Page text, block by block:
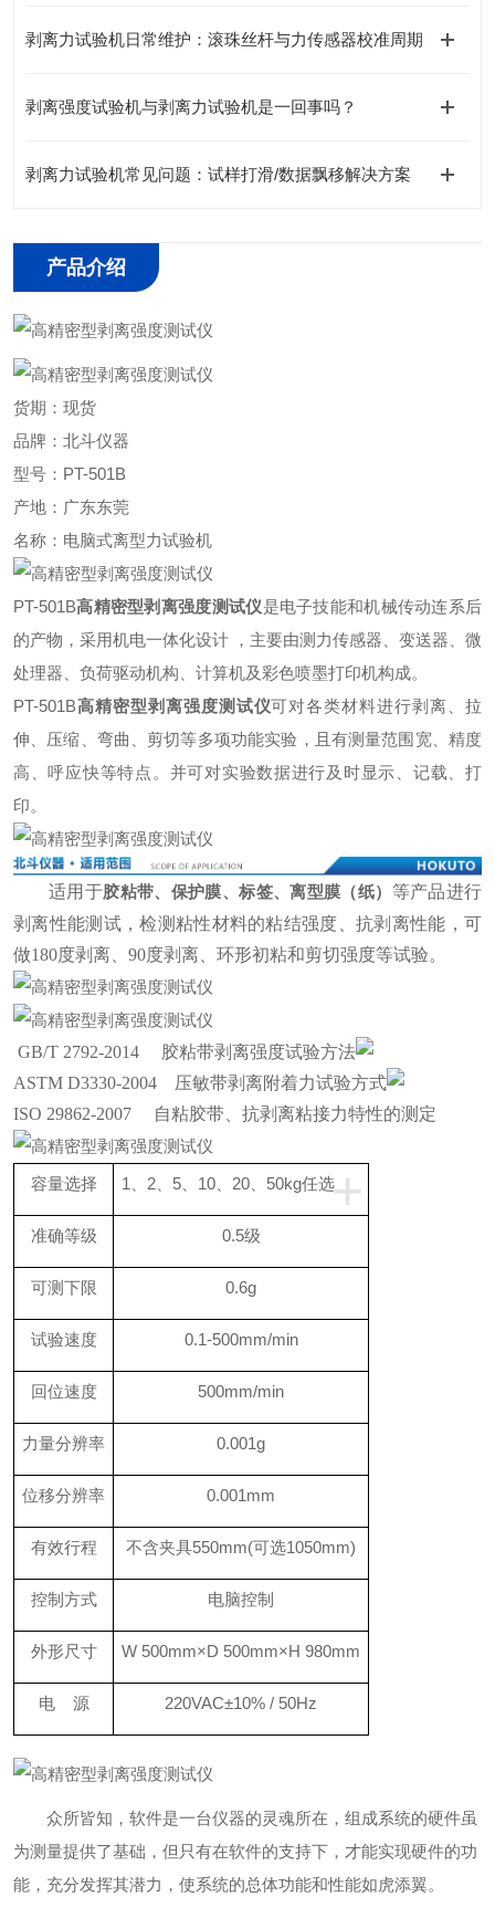
剥离力试验机日常维护：滚珠丝杆与力传感器校准周期
剥离强度试验机与剥离力试验机是一回事吗？
剥离力试验机常见问题：试样打滑/数据飘移解决方案
产品介绍
货期：现货
品牌：北斗仪器
型号：PT-501B
产地：广东东莞
名称：电脑式离型力试验机
PT-501B高精密型剥离强度测试仪是电子技能和机械传动连系后
的产物，采用机电一体化设计 ，主要由测力传感器、变送器、微
处理器、负荷驱动机构、计算机及彩色喷墨打印机构成。
PT-501B高精密型剥离强度测试仪可对各类材料进行剥离、拉
伸、压缩、弯曲、剪切等多项功能实验，且有测量范围宽、精度
高、呼应快等特点。并可对实验数据进行及时显示、记载、打
印。
适用于胶粘带、保护膜、标签、离型膜（纸） 等产品进行
剥离性能测试，检测粘性材料的粘结强度、抗剥离性能，可
做180度剥离、90度剥离、环形初粘和剪切强度等试验。
GB/T 2792-2014 胶粘带剥离强度试验方法
ASTM D3330-2004 压敏带剥离附着力试验方式
ISO 29862-2007 自粘胶带、抗剥离粘接力特性的测定
+
容量选择 1、2、5、10、20、50kg任选
准确等级 0.5级
可测下限 0.6g
试验速度 0.1-500mm/min
回位速度 500mm/min
力量分辨率 0.001g
位移分辨率 0.001mm
有效行程 不含夹具550mm(可选1050mm)
控制方式 电脑控制
外形尺寸 W 500mm×D 500mm×H 980mm
电 源 220VAC±10% / 50Hz
众所皆知，软件是一台仪器的灵魂所在，组成系统的硬件虽
为测量提供了基础，但只有在软件的支持下，才能实现硬件的功
能，充分发挥其潜力，使系统的总体功能和性能如虎添翼。